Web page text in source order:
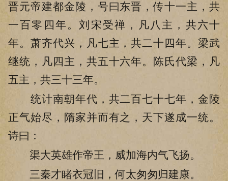
晋元帝建都金陵，号曰东晋，传十一主，共
一百零四年。刘宋受禅，凡八主，共六十
年。萧齐代兴，凡七主，共二十四年。梁武
继统，凡四主，共五十六年。陈氏代梁，凡
五主，共三十三年。
统计南朝年代，共二百七十七年，金陵
正气始尽，隋家并而有之，天下遂成一统。
诗曰：
渠大英雄作帝王，威加海内气飞扬。
三秦才睹衣冠旧，何太匆匆归建康。